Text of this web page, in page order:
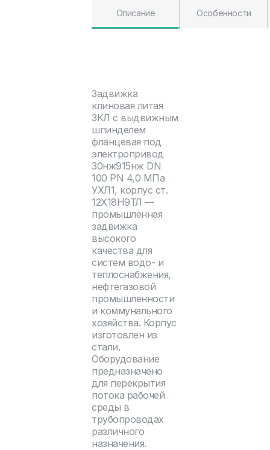
Описание Особенности
Задвижка
клиновая литая
ЗКЛ с выдвижным
шпинделем
фланцевая под
электропривод
30нж915нж DN
100 PN 4,0 МПа
УХЛ1, корпус ст.
12Х18Н9ТЛ —
промышленная
задвижка
высокого
качества для
систем водо- и
теплоснабжения,
нефтегазовой
промышленности
и коммунального
хозяйства. Корпус
изготовлен из
стали.
Оборудование
предназначено
для перекрытия
потока рабочей
среды в
трубопроводах
различного
назначения.